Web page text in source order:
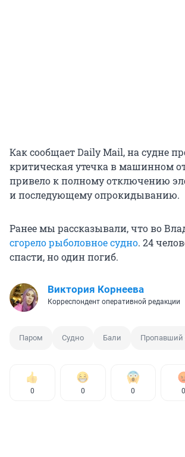
Как сообщает Daily Mail,на судне
критическая утечка в машинном
привело к полному отключению
и последующему опрокидыванию.
Ранее мы рассказывали, что во
сгорело рыболовное судно. 24
спасти, но один погиб.
Виктория Корнеева
Корреспондент оперативной редакции
Паром Судно Бали Пропавший
0 0 0 0